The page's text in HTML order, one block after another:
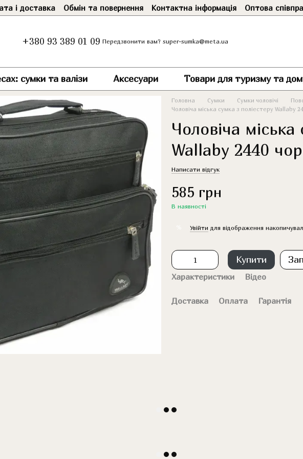
і доставка Обмін та повернення Контактна інформація Оптова
+380 93 389 01 09 Передзвонити вам? super-sumka@meta.ua
сумки та валізи Аксесуари Товари для туризму та
Головна Сумки Сумки чоловічі
Чоловіча міська сумка з поліестеру Wallaby
Чоловіча
Wallaby 2440
Написати відгук
585 грн
В наявності
Увійти для відображення
Купити
Характеристики Відео
Доставка Оплата Гарантія